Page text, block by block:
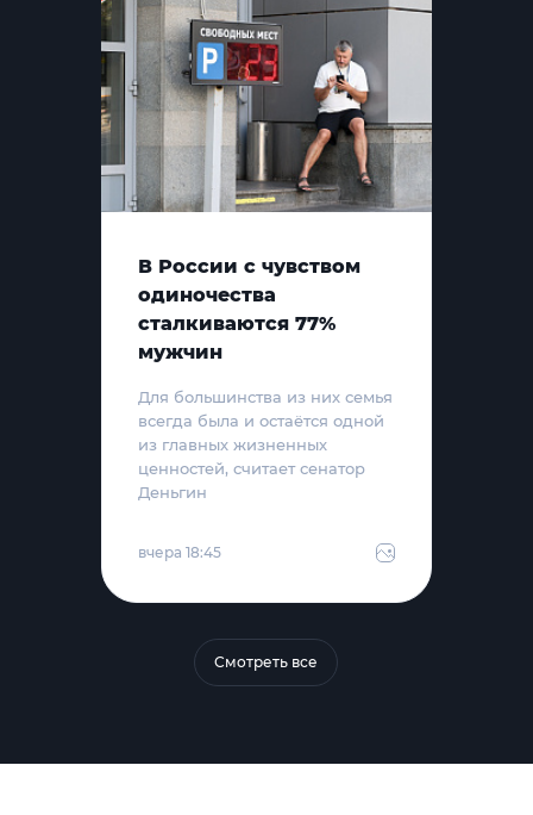
В России с чувством
одиночества
сталкиваются 77%
мужчин
Для большинства из них семья
всегда была и остаётся одной
из главных жизненных
ценностей, считает сенатор
Деньгин
вчера 18:45
Смотреть все